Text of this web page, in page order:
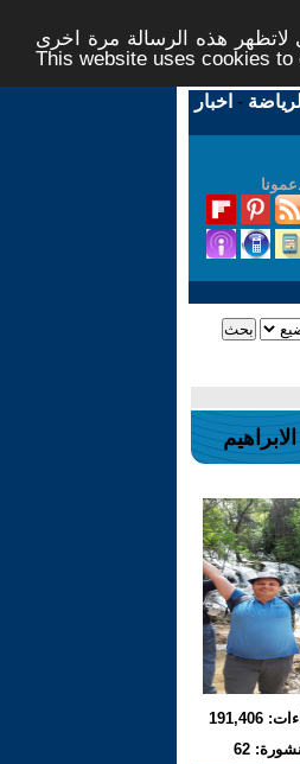
هذه الرسالة مرة اخرى -
This website uses cookies
- اخبار
62